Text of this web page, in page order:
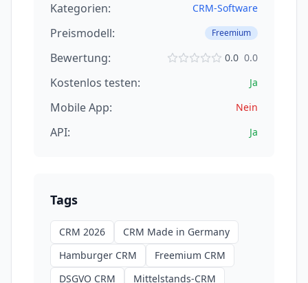
Kategorien: CRM-Software
Preismodell: Freemium
Bewertung: 0.0 0.0
Kostenlos testen: Ja
Mobile App: Nein
API: Ja
Tags
CRM 2026
CRM Made in Germany
Hamburger CRM
Freemium CRM
DSGVO CRM
Mittelstands-CRM